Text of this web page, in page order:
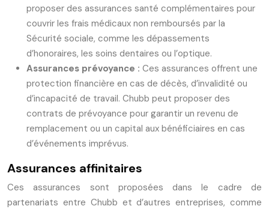
proposer des assurances santé complémentaires pour
couvrir les frais médicaux non remboursés par la
Sécurité sociale, comme les dépassements
d’honoraires, les soins dentaires ou l’optique.
Assurances prévoyance : Ces assurances offrent une
protection financière en cas de décès, d’invalidité ou
d’incapacité de travail. Chubb peut proposer des
contrats de prévoyance pour garantir un revenu de
remplacement ou un capital aux bénéficiaires en cas
d’événements imprévus.
Assurances affinitaires
Ces assurances sont proposées dans le cadre de
partenariats entre Chubb et d’autres entreprises, comme